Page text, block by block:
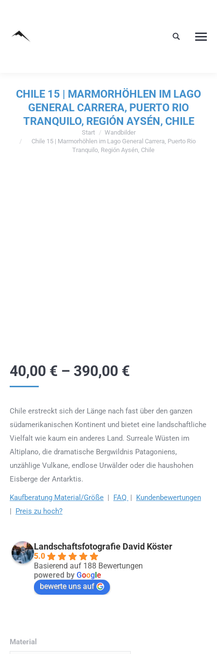
CHILE 15 | MARMORHÖHLEN IM LAGO
GENERAL CARRERA, PUERTO RIO
TRANQUILO, REGIÓN AYSÉN, CHILE
Start
Wandbilder
Chile 15 | Marmorhöhlen im Lago General Carrera, Puerto Rio
Tranquilo, Región Aysén, Chile
40,00 € – 390,00 €
Chile erstreckt sich der Länge nach fast über den ganzen
südamerikanischen Kontinent und bietet eine landschaftliche
Vielfalt wie kaum ein anderes Land. Surreale Wüsten im
Altiplano, die dramatische Bergwildnis Patagoniens,
unzählige Vulkane, endlose Urwälder oder die haushohen
Eisberge der Antarktis.
Kaufberatung Material/Größe | FAQ | Kundenbewertungen
| Preis zu hoch?
Landschaftsfotografie David Köster
5.0
Basierend auf 188 Bewertungen
powered by Google
bewerte uns auf
Material